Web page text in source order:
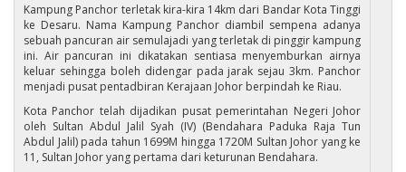
Kampung Panchor terletak kira-kira 14km dari Bandar Kota Tinggi
ke Desaru. Nama Kampung Panchor diambil sempena adanya
sebuah pancuran air semulajadi yang terletak di pinggir kampung
ini. Air pancuran ini dikatakan sentiasa menyemburkan airnya
keluar sehingga boleh didengar pada jarak sejau 3km. Panchor
menjadi pusat pentadbiran Kerajaan Johor berpindah ke Riau.
Kota Panchor telah dijadikan pusat pemerintahan Negeri Johor
oleh Sultan Abdul Jalil Syah (IV) (Bendahara Paduka Raja Tun
Abdul Jalil) pada tahun 1699M hingga 1720M Sultan Johor yang ke
11, Sultan Johor yang pertama dari keturunan Bendahara.